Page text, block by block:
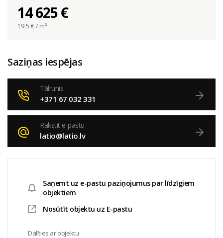
14 625 €
19.5 € / m²
Saziņas iespējas
Tālrunis
+371 67 032 331
Rakstīt e-pastu
latio@latio.lv
Saņemt uz e-pastu paziņojumus par līdzīgiem
objektiem
Nosūtīt objektu uz E-pastu
Dalīties ar objektu